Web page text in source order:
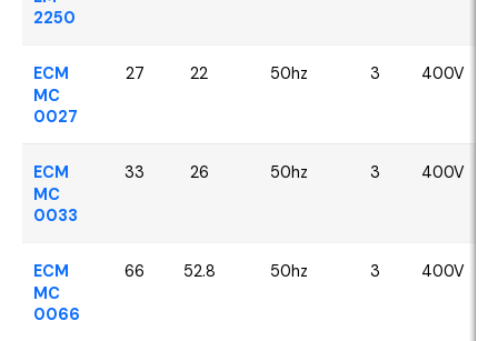
2250
ECM
MC
0027
27 22 50hz 3 400V
ECM
MC
0033
33 26 50hz 3 400V
ECM
MC
0066
66 52.8 50hz 3 400V